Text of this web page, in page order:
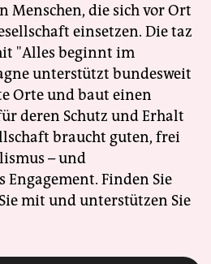
Menschen, die sich vor Ort
einsetzen. Die taz
"Alles beginnt im
unterstützt bundesweit
Orte und baut einen
deren Schutz und Erhalt
braucht guten, frei
– und
Finden Sie
mit und unterstützen Sie